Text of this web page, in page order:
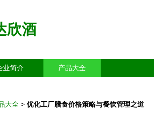
欣酒
业简介 产品大全
大全 > 优化工厂膳食价格策略与餐饮管理之道